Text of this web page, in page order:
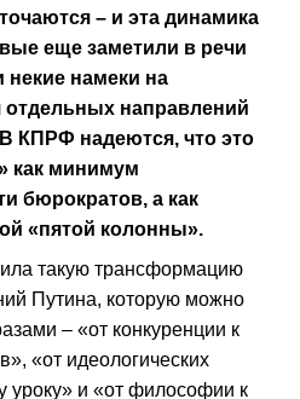
– и эта динамика
еще заметили в речи
некие намеки на
направлений
КПРФ надеются, что это
как минимум
бюрократов, а как
«пятой колонны».
такую трансформацию
Путина, которую можно
– «от конкуренции к
«от идеологических
уроку» и «от философии к